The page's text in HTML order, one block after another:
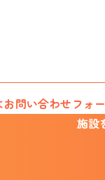
問い合わせフォ
施設